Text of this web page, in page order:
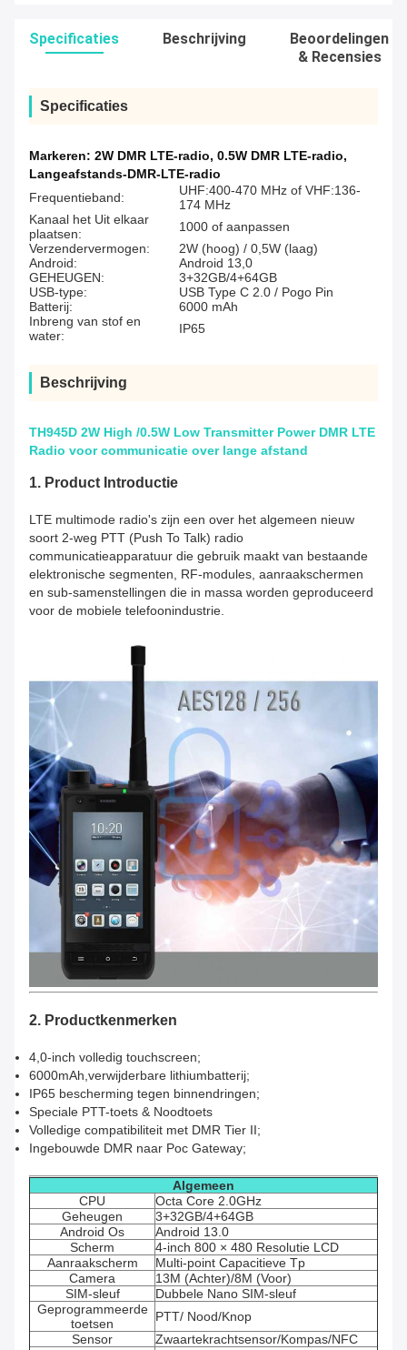
Specificaties Beschrijving
Beoordelingen
& Recensies
Specificaties
Markeren: 2W DMR LTE-radio, 0.5W DMR LTE-radio,
Langeafstands-DMR-LTE-radio
Frequentieband:
UHF:400-470 MHz of VHF:136-
174 MHz
Kanaal het Uit elkaar
plaatsen:
1000 of aanpassen
Verzendervermogen:
2W (hoog) / 0,5W (laag)
Android:
Android 13,0
GEHEUGEN:
3+32GB/4+64GB
USB-type:
USB Type C 2.0 / Pogo Pin
Batterij:
6000 mAh
Inbreng van stof en
water:
IP65
Beschrijving
TH945D 2W High /0.5W Low Transmitter Power DMR LTE
Radio voor communicatie over lange afstand
1. Product Introductie
LTE multimode radio's zijn een over het algemeen nieuw
soort 2-weg PTT (Push To Talk) radio
communicatieapparatuur die gebruik maakt van bestaande
elektronische segmenten, RF-modules, aanraakschermen
en sub-samenstellingen die in massa worden geproduceerd
voor de mobiele telefoonindustrie.
2. Productkenmerken
4,0-inch volledig touchscreen;
6000mAh,verwijderbare lithiumbatterij;
IP65 bescherming tegen binnendringen;
Speciale PTT-toets & Noodtoets
Volledige compatibiliteit met DMR Tier II;
Ingebouwde DMR naar Poc Gateway;
Algemeen
CPU
Octa Core 2.0GHz
Geheugen
3+32GB/4+64GB
Android Os
Android 13.0
Scherm
4-inch 800 × 480 Resolutie LCD
Aanraakscherm
Multi-point Capacitieve Tp
Camera
13M (Achter)/8M (Voor)
SIM-sleuf
Dubbele Nano SIM-sleuf
Geprogrammeerde
toetsen
PTT/ Nood/Knop
Sensor
Zwaartekrachtsensor/Kompas/NFC